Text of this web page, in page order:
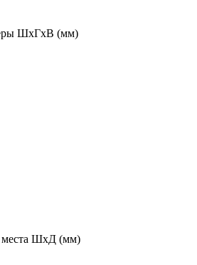
ШхГхВ (мм)
места ШхД (мм)